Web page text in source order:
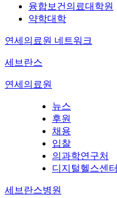
융합보건의료대학원
약학대학
연세의료원 네트워크
세브란스
연세의료원
뉴스
후원
채용
입찰
의과학연구처
디지털헬스센터
세브란스병원